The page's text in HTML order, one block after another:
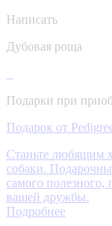
Написать
Дубовая роща
Подарки при
Подарок от
Станьте любящим
собаки.
самого
вашей дружбы.
Подробнее